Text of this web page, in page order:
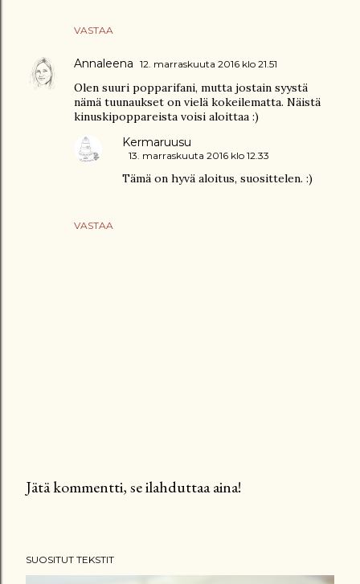
VASTAA
Annaleena 12. marraskuuta 2016 klo 21.51
Olen suuri popparifani, mutta jostain syystä
nämä tuunaukset on vielä kokeilematta. Näistä
kinuskipoppareista voisi aloittaa :)
VASTAA
Kermaruusu
13. marraskuuta 2016 klo 12.33
Tämä on hyvä aloitus, suosittelen. :)
e
Jätä kommentti, se ilahduttaa aina!
SUOSITUT TEKSTIT